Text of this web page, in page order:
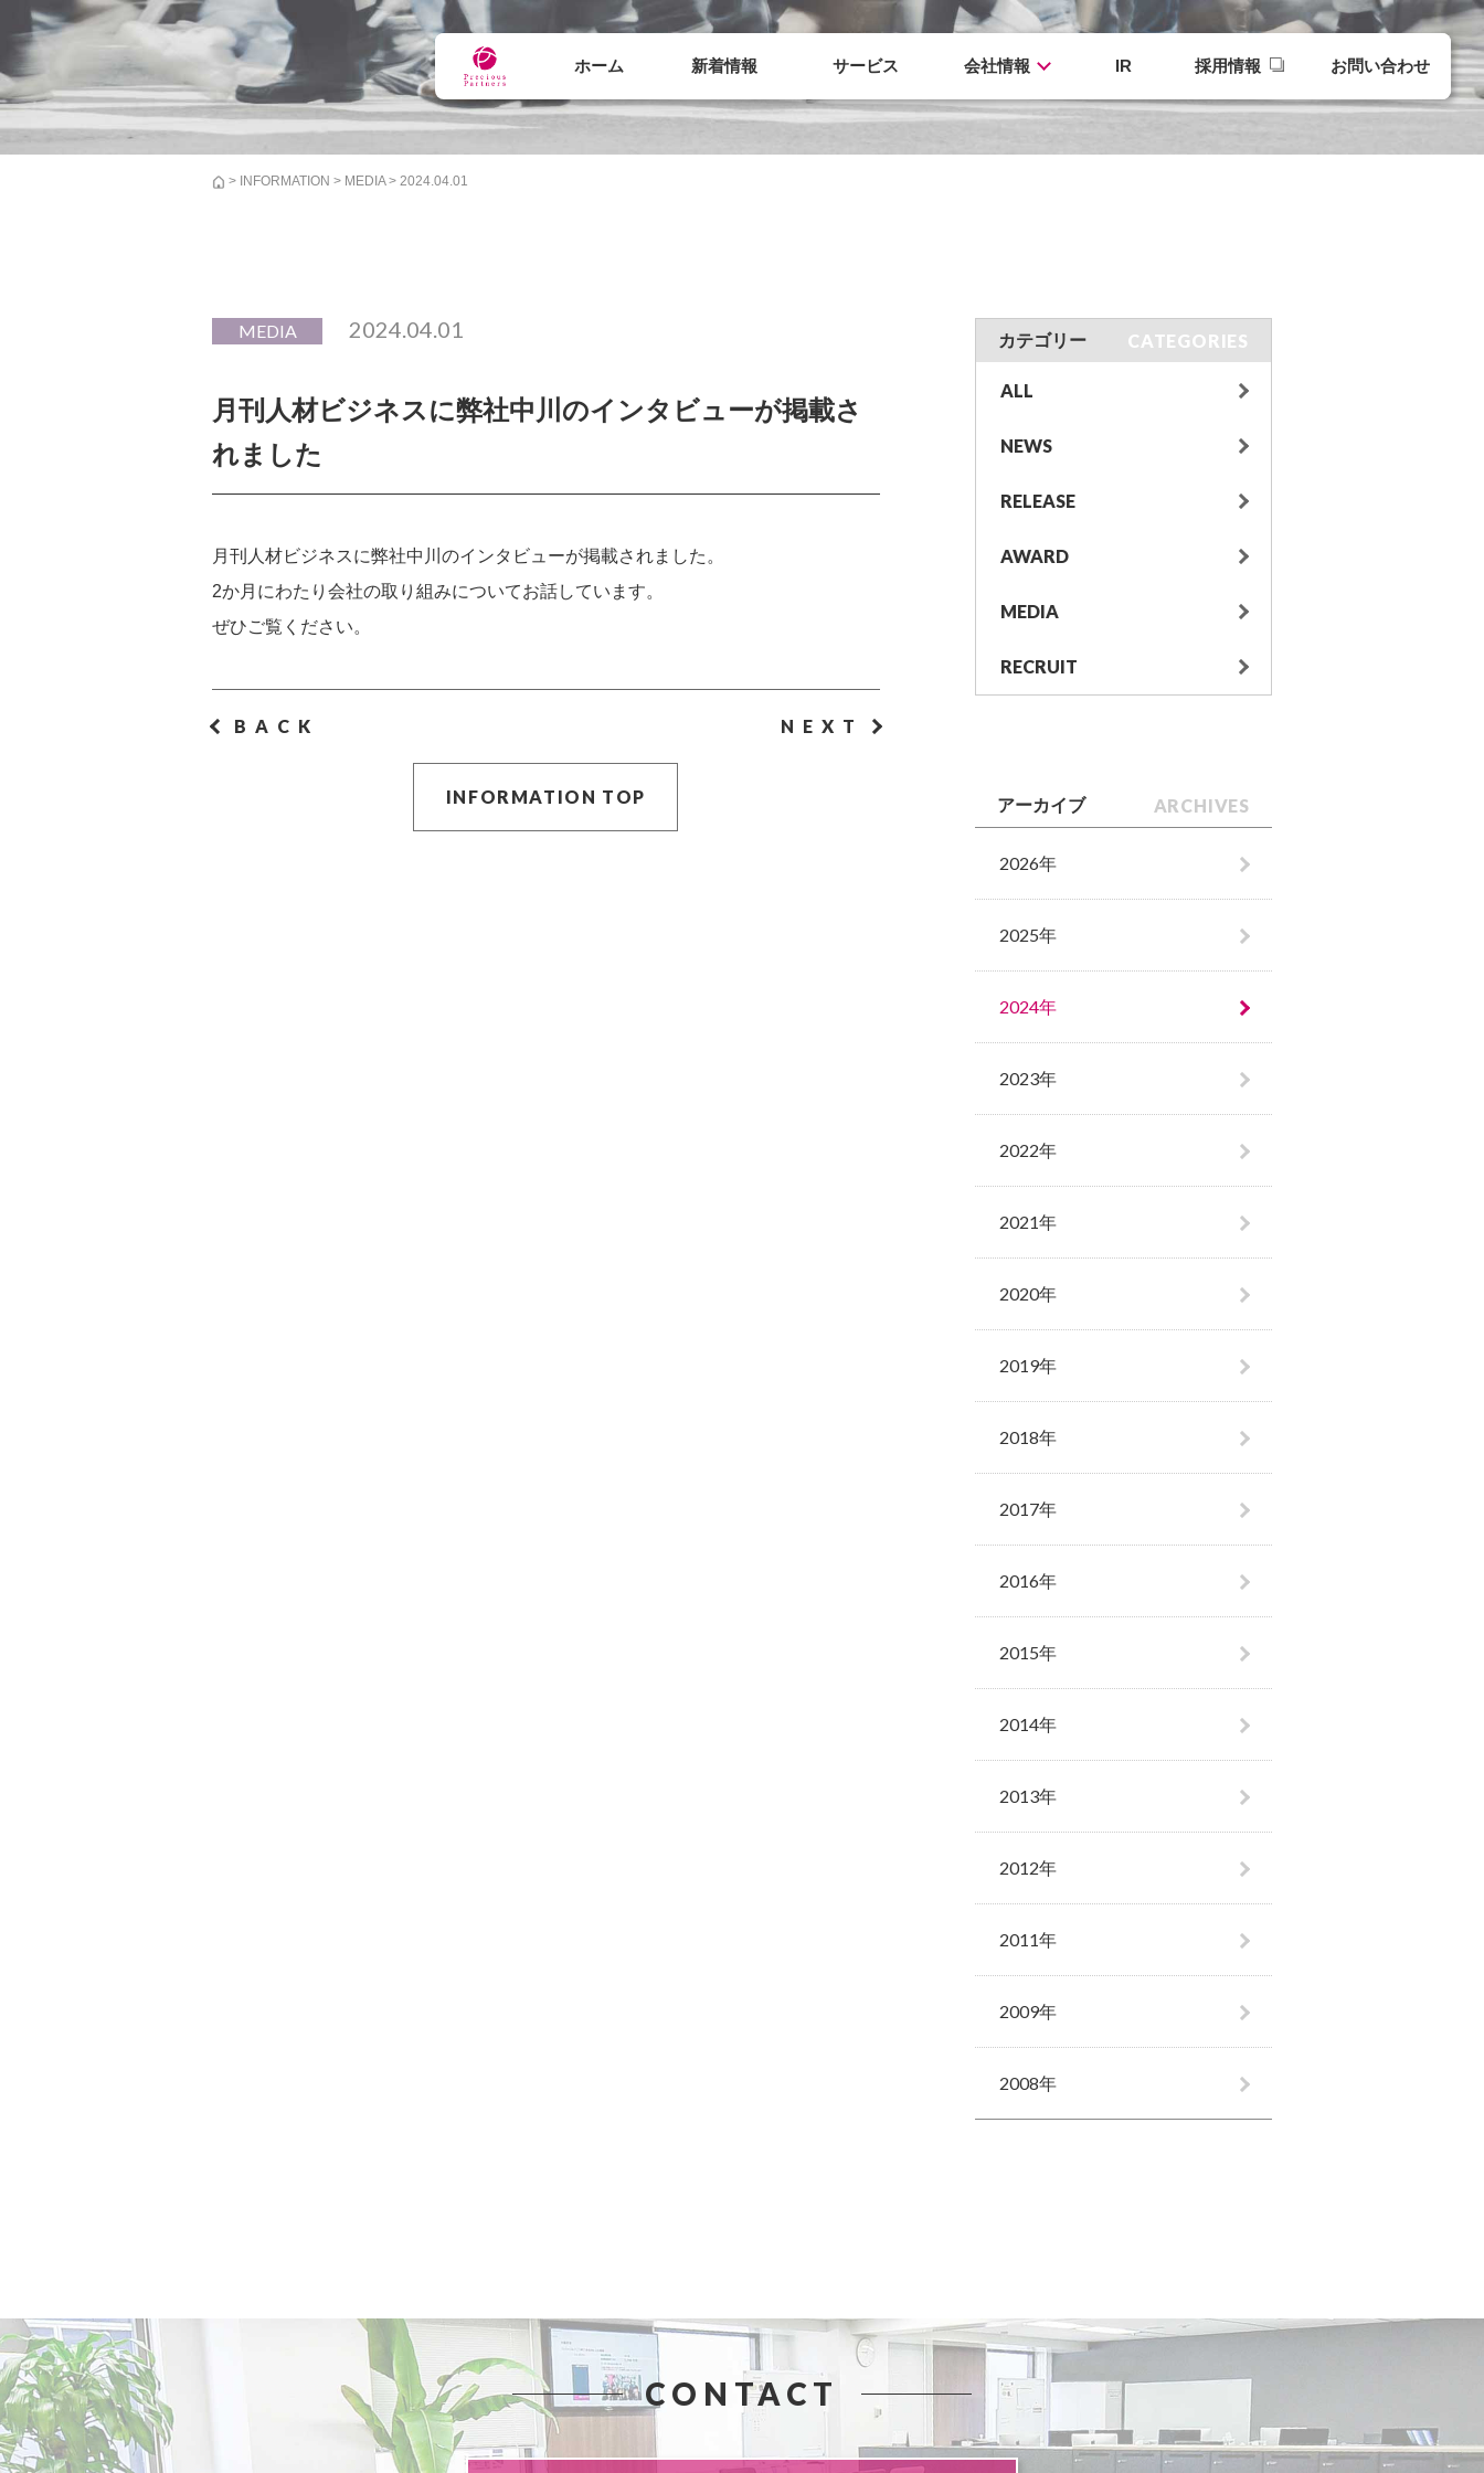
ホーム 新着情報 サービス 会社情報 IR 採用情報 お問い合わせ
> INFORMATION > MEDIA> 2024.04.01
MEDIA 2024.04.01
月刊人材ビジネスに弊社中川のインタビューが掲載さ
れました
月刊人材ビジネスに弊社中川のインタビューが掲載されました。
2か月にわたり会社の取り組みについてお話しています。
ぜひご覧ください。
BACK NEXT
INFORMATION TOP
カテゴリー CATEGORIES
ALL
NEWS
RELEASE
AWARD
MEDIA
RECRUIT
アーカイブ ARCHIVES
2026年
2025年
2024年
2023年
2022年
2021年
2020年
2019年
2018年
2017年
2016年
2015年
2014年
2013年
2012年
2011年
2009年
2008年
CONTACT